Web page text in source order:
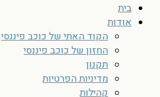
בית
אודות
הקוד האתי של כוכב פיננסי
החזון של כוכב פיננסי
תקנון
מדיניות הפרטיות
קהילות